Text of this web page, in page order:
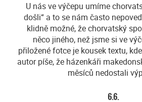
U nás ve výčepu umíme
došli“ a to se nám často
klidně možné, že chorvatský
něco jiného, než jsme si ve
přiložené fotce je kousek textu,
autor píše, že házenkáři
měsíců nedostali
6.6.